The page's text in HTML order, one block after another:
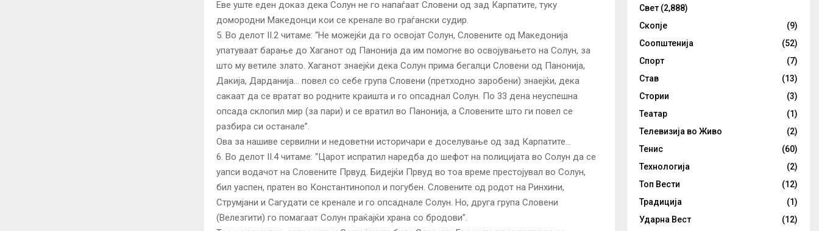
Еве уште еден доказ дека Солун не го напаѓаат Словени од зад Карпатите, туку
домородни Македонци кои се кренале во граѓански судир.
5. Во делот II.2 читаме: “Не можејќи да го освојат Солун, Словените од Македонија
упатуваат барање до Хаганот од Панонија да им помогне во освојувањето на Солун, за
што му ветиле злато. Хаганот знаејќи дека Солун прима бегалци Словени од Панонија,
Дакија, Дарданија… повел со себе група Словени (претходно заробени) знаејќи, дека
сакаат да се вратат во родните краишта и го опсаднал Солун. По 33 дена неуспешна
опсада склопил мир (за пари) и се вратил во Панонија, а Словените што ги повел се
разбира си останале”.
Ова за нашиве сервилни и недоветни историчари е доселување од зад Карпатите…
6. Во делот II.4 читаме: “Царот испратил наредба до шефот на полицијата во Солун да се
уапси водачот на Словените Првуд. Бидејќи Првуд во тоа време престојувал во Солун,
бил уаспен, пратен во Константинопол и погубен. Словените од родот на Ринхини,
Струмјани и Сагудати се кренале и го опсаднале Солун. Но, друга група Словени
(Велезгити) го помагаат Солун праќајќи храна со бродови”.
Свет (2,888)
Скопје
(9)
Соопштенија
(52)
Спорт
(7)
Став
(13)
Стории
(3)
Театар
(1)
Телевизија во Живо
(2)
Тенис
(60)
Технологија
(2)
Топ Вести
(12)
Традиција
(1)
Ударна Вест
(12)